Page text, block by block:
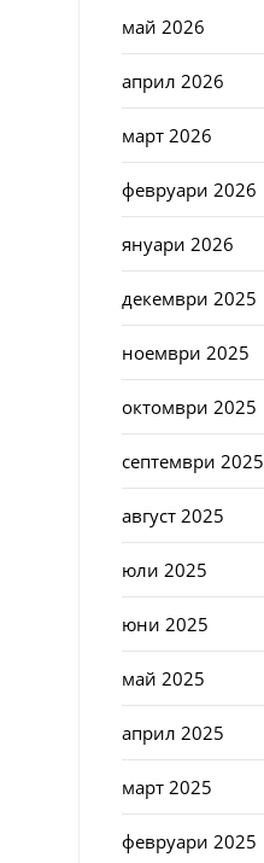
май 2026
април 2026
март 2026
февруари 2026
януари 2026
декември 2025
ноември 2025
октомври 2025
септември 2025
август 2025
юли 2025
юни 2025
май 2025
април 2025
март 2025
февруари 2025